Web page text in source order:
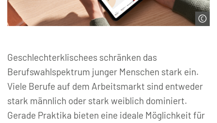
Geschlechterklischees schränken das
Berufswahlspektrum junger Menschen stark ein.
Viele Berufe auf dem Arbeitsmarkt sind entweder
stark männlich oder stark weiblich dominiert.
Gerade Praktika bieten eine ideale Möglichkeit für